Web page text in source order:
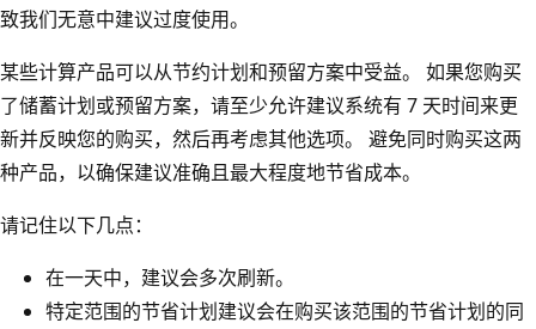
致我们无意中建议过度使用。
某些计算产品可以从节约计划和预留方案中受益。 如果您购买
了储蓄计划或预留方案，请至少允许建议系统有 7 天时间来更
新并反映您的购买，然后再考虑其他选项。 避免同时购买这两
种产品，以确保建议准确且最大程度地节省成本。
请记住以下几点：
在一天中，建议会多次刷新。
特定范围的节省计划建议会在购买该范围的节省计划的同